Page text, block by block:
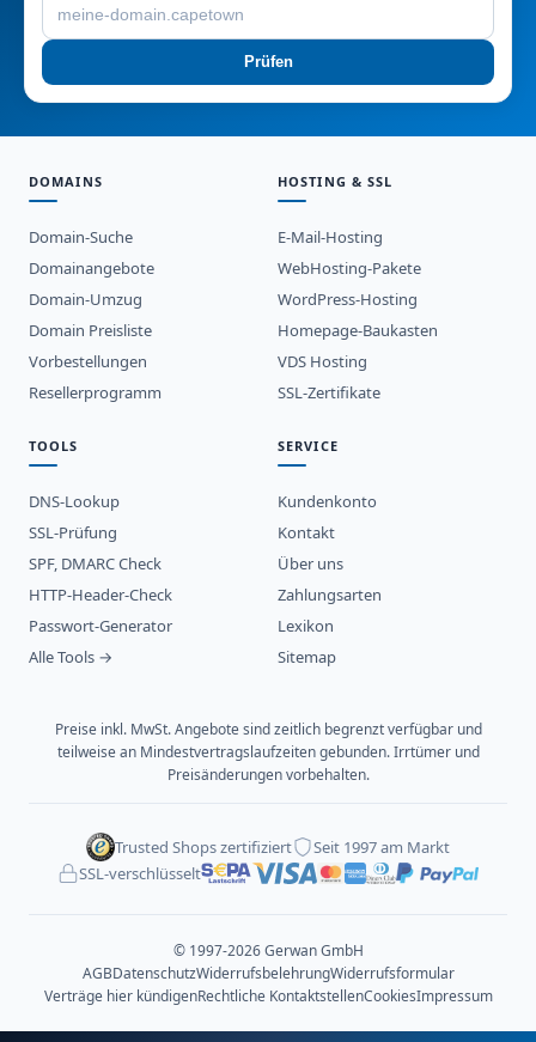
Prüfen
DOMAINS
Domain-Suche
Domainangebote
Domain-Umzug
Domain Preisliste
Vorbestellungen
Resellerprogramm
HOSTING & SSL
E-Mail-Hosting
WebHosting-Pakete
WordPress-Hosting
Homepage-Baukasten
VDS Hosting
SSL-Zertifikate
TOOLS
DNS-Lookup
SSL-Prüfung
SPF, DMARC Check
HTTP-Header-Check
Passwort-Generator
Alle Tools →
SERVICE
Kundenkonto
Kontakt
Über uns
Zahlungsarten
Lexikon
Sitemap
Preise inkl. MwSt. Angebote sind zeitlich begrenzt verfügbar und
teilweise an Mindestvertragslaufzeiten gebunden. Irrtümer und
Preisänderungen vorbehalten.
Trusted Shops zertifiziert
Seit 1997 am Markt
SSL-verschlüsselt
© 1997-2026 Gerwan GmbH
AGBDatenschutzWiderrufsbelehrungWiderrufsformular
Verträge hier kündigenRechtliche KontaktstellenCookiesImpressum